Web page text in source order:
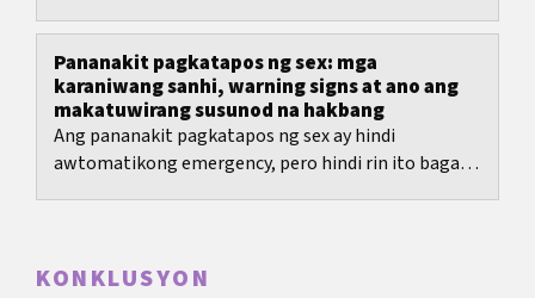
Pananakit pagkatapos ng sex: mga
karaniwang sanhi, warning signs at ano ang
makatuwirang susunod na hakbang
Ang pananakit pagkatapos ng sex ay hindi
awtomatikong emergency, pero hindi rin ito bagay
KONKLUSYON